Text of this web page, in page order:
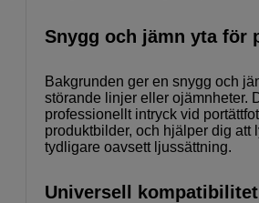
Snygg och jämn yta för
Bakgrunden ger en snygg och
störande linjer eller ojämnheter.
professionellt intryck vid
produktbilder, och hjälper dig att
tydligare oavsett ljussättning.
Universell kompatibilitet